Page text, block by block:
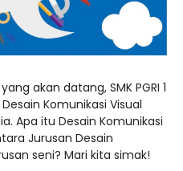
akan datang, SMK PGRI 1
Komunikasi Visual
Apa itu Desain Komunikasi
Jurusan Desain
seni? Mari kita simak!